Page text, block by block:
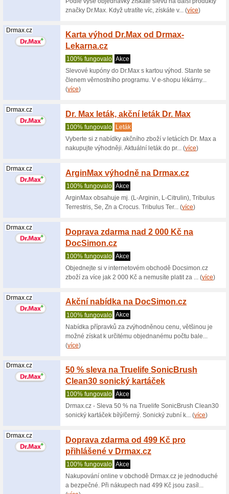
(více)
Drmax.cz
10 %
100%
Itesco.cz
100%
Získejte
má pro
Itesco.cz
vteřin